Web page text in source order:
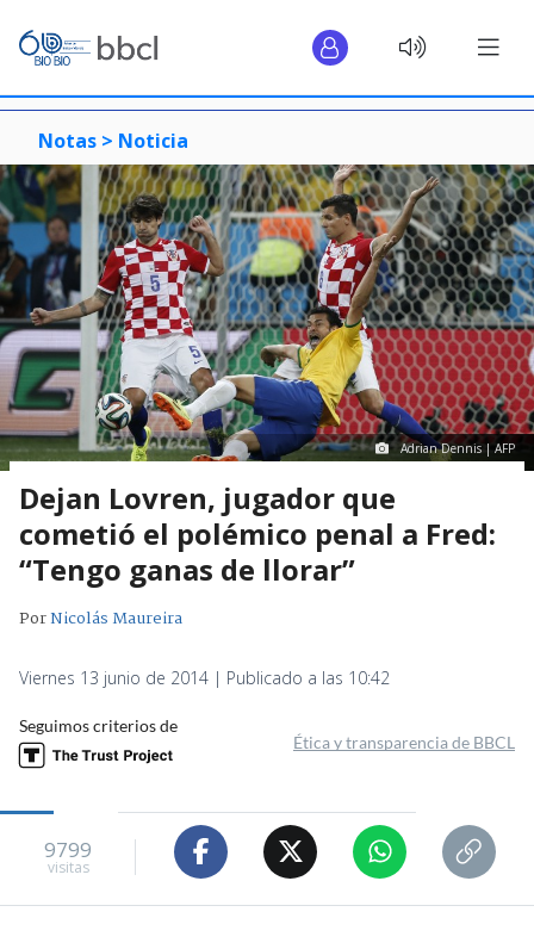
Notas > Noticia
Adrian Dennis | AFP
Dejan Lovren, jugador que
cometió el polémico penal a Fred:
“Tengo ganas de llorar”
PorNicolás Maureira
Viernes 13 junio de 2014 | Publicado a las 10:42
Seguimos criterios de
Ética y transparencia de BBCL
9799
visitas